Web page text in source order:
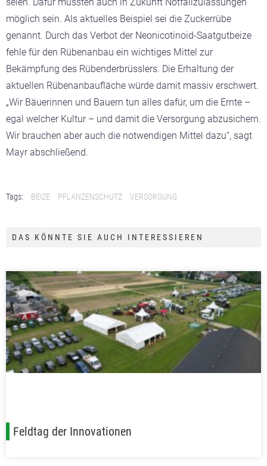
möglich sein. Als aktuelles Beispiel sei die Zuckerrübe
genannt. Durch das Verbot der Neonicotinoid-Saatgutbeize
fehle für den Rübenanbau ein wichtiges Mittel zur
Bekämpfung des Rübenderbrüsslers. Die Erhaltung der
aktuellen Rübenanbaufläche würde damit massiv erschwert.
„Wir Bäuerinnen und Bauern tun alles dafür, um die Ernte –
egal welcher Kultur – und damit die Versorgung abzusichern.
Wir brauchen aber auch die notwendigen Mittel dazu“, sagt
Mayr abschließend.
Tags: BEIZE PFLANZENSCHUTZ VERSORGUNG
DAS KÖNNTE SIE AUCH INTERESSIEREN
Feldtag der Innovationen